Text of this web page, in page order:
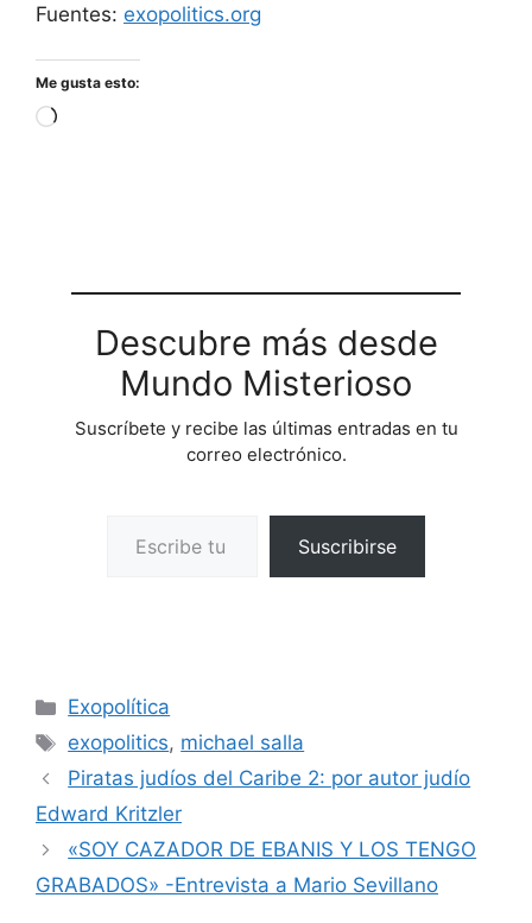
Fuentes: exopolitics.org
Me gusta esto:
Cargando...
Descubre más desde
Mundo Misterioso
Suscríbete y recibe las últimas entradas en tu
correo electrónico.
Suscribirse
Categorías
Exopolítica
Etiquetas
exopolitics, michael salla
Piratas judíos del Caribe 2: por autor judío
Edward Kritzler
«SOY CAZADOR DE EBANIS Y LOS TENGO
GRABADOS» -Entrevista a Mario Sevillano